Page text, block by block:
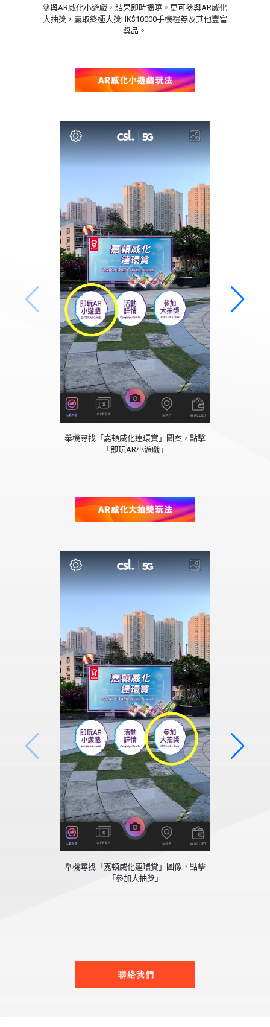
參與AR威化小遊戲，結果即時揭曉。更可參與AR威化
大抽獎，贏取終極大獎HK$10000手機禮券及其他豐富
獎品。
舉機尋找「嘉頓威化連環賞」圖案，點擊
「即玩AR小遊戲」
舉機尋找「嘉頓威化連環賞」圖像，點擊
「參加大抽獎」